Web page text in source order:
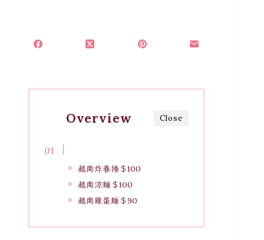
Close
Overview
越南炸春捲＄100
越南涼麵＄100
越南雞蛋麵＄90